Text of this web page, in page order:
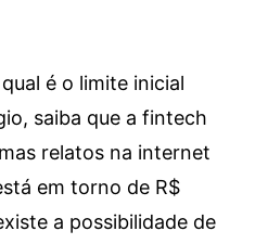
é o limite inicial
saiba que a fintech
relatos na internet
em torno de R$
a possibilidade de